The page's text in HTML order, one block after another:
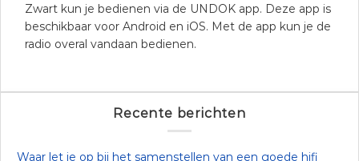
Zwart kun je bedienen via de UNDOK app. Deze app is
beschikbaar voor Android en iOS. Met de app kun je de
radio overal vandaan bedienen.
Recente berichten
Waar let je op bij het samenstellen van een goede hifi